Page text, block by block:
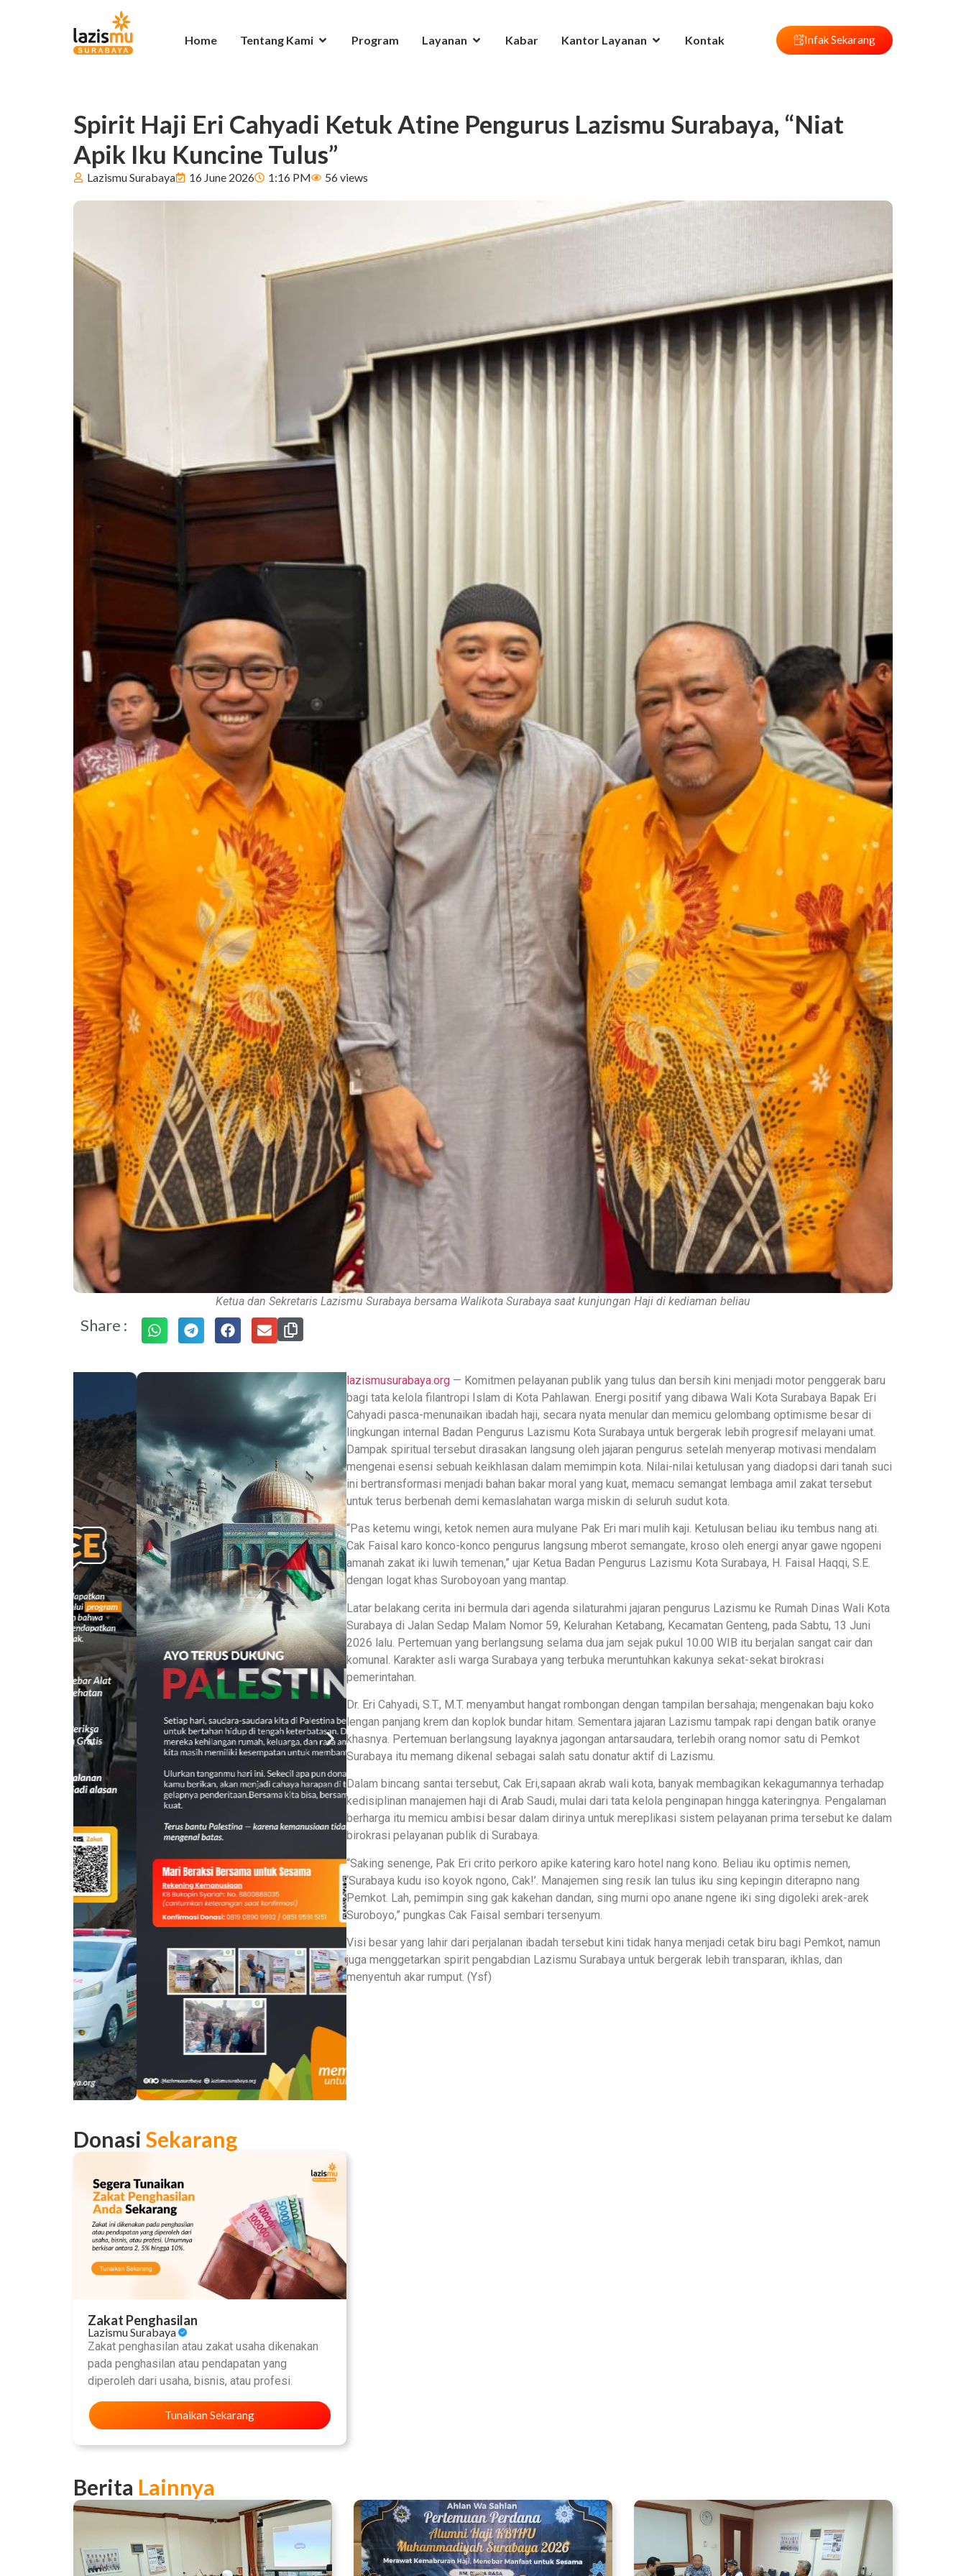
Home Tentang Kami Program Layanan Kabar Kantor Layanan Kontak Infak Sekarang
Spirit Haji Eri Cahyadi Ketuk Atine Pengurus Lazismu Surabaya, “Niat
Apik Iku Kuncine Tulus”
Lazismu Surabaya 16 June 2026 1:16 PM 56 views
Ketua dan Sekretaris Lazismu Surabaya bersama Walikota Surabaya saat kunjungan Haji di kediaman beliau
Share :
Donasi Sekarang
Zakat Penghasilan
Lazismu Surabaya
Zakat penghasilan atau zakat usaha dikenakan
pada penghasilan atau pendapatan yang
diperoleh dari usaha, bisnis, atau profesi.
Tunaikan Sekarang
lazismusurabaya.org— Komitmen pelayanan publik yang tulus dan bersih kini menjadi motor penggerak baru
bagi tata kelola filantropi Islam di Kota Pahlawan. Energi positif yang dibawa Wali Kota Surabaya Bapak Eri
Cahyadi pasca-menunaikan ibadah haji, secara nyata menular dan memicu gelombang optimisme besar di
lingkungan internal Badan Pengurus Lazismu Kota Surabaya untuk bergerak lebih progresif melayani umat.
Dampak spiritual tersebut dirasakan langsung oleh jajaran pengurus setelah menyerap motivasi mendalam
mengenai esensi sebuah keikhlasan dalam memimpin kota. Nilai-nilai ketulusan yang diadopsi dari tanah suci
ini bertransformasi menjadi bahan bakar moral yang kuat, memacu semangat lembaga amil zakat tersebut
untuk terus berbenah demi kemaslahatan warga miskin di seluruh sudut kota.
“Pas ketemu wingi, ketok nemen aura mulyane Pak Eri mari mulih kaji. Ketulusan beliau iku tembus nang ati.
Cak Faisal karo konco-konco pengurus langsung mberot semangate, kroso oleh energi anyar gawe ngopeni
amanah zakat iki luwih temenan,” ujar Ketua Badan Pengurus Lazismu Kota Surabaya, H. Faisal Haqqi, S.E.
dengan logat khas Suroboyoan yang mantap.
Latar belakang cerita ini bermula dari agenda silaturahmi jajaran pengurus Lazismu ke Rumah Dinas Wali Kota
Surabaya di Jalan Sedap Malam Nomor 59, Kelurahan Ketabang, Kecamatan Genteng, pada Sabtu, 13 Juni
2026 lalu. Pertemuan yang berlangsung selama dua jam sejak pukul 10.00 WIB itu berjalan sangat cair dan
komunal. Karakter asli warga Surabaya yang terbuka meruntuhkan kakunya sekat-sekat birokrasi
pemerintahan.
Dr. Eri Cahyadi, S.T., M.T. menyambut hangat rombongan dengan tampilan bersahaja; mengenakan baju koko
lengan panjang krem dan koplok bundar hitam. Sementara jajaran Lazismu tampak rapi dengan batik oranye
khasnya. Pertemuan berlangsung layaknya jagongan antarsaudara, terlebih orang nomor satu di Pemkot
Surabaya itu memang dikenal sebagai salah satu donatur aktif di Lazismu.
Dalam bincang santai tersebut, Cak Eri,sapaan akrab wali kota, banyak membagikan kekagumannya terhadap
kedisiplinan manajemen haji di Arab Saudi, mulai dari tata kelola penginapan hingga kateringnya. Pengalaman
berharga itu memicu ambisi besar dalam dirinya untuk mereplikasi sistem pelayanan prima tersebut ke dalam
birokrasi pelayanan publik di Surabaya.
“Saking senenge, Pak Eri crito perkoro apike katering karo hotel nang kono. Beliau iku optimis nemen,
‘Surabaya kudu iso koyok ngono, Cak!’. Manajemen sing resik lan tulus iku sing kepingin diterapno nang
Pemkot. Lah, pemimpin sing gak kakehan dandan, sing murni opo anane ngene iki sing digoleki arek-arek
Suroboyo,” pungkas Cak Faisal sembari tersenyum.
Visi besar yang lahir dari perjalanan ibadah tersebut kini tidak hanya menjadi cetak biru bagi Pemkot, namun
juga menggetarkan spirit pengabdian Lazismu Surabaya untuk bergerak lebih transparan, ikhlas, dan
menyentuh akar rumput. (Ysf)
Berita Lainnya